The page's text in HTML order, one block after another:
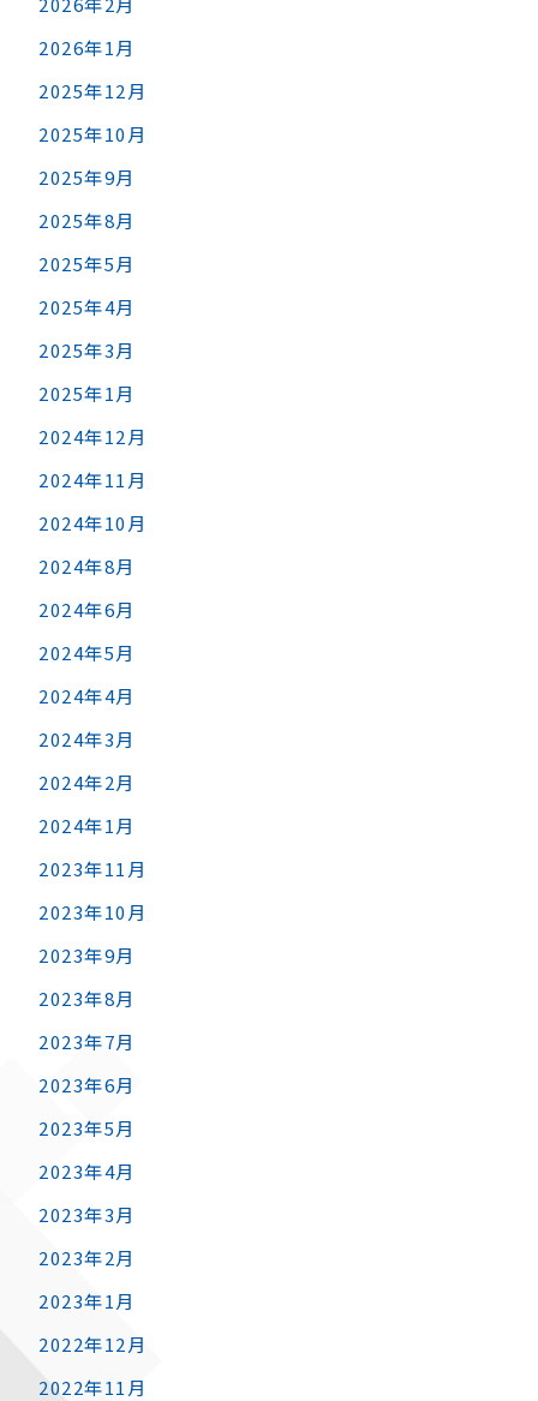
2026年1月
2025年12月
2025年10月
2025年9月
2025年8月
2025年5月
2025年4月
2025年3月
2025年1月
2024年12月
2024年11月
2024年10月
2024年8月
2024年6月
2024年5月
2024年4月
2024年3月
2024年2月
2024年1月
2023年11月
2023年10月
2023年9月
2023年8月
2023年7月
2023年6月
2023年5月
2023年4月
2023年3月
2023年2月
2023年1月
2022年12月
2022年11月